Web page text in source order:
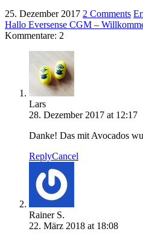
25. Dezember 2017 2 Comments
Hallo Eversense CGM –
Kommentare: 2
Lars
28. Dezember 2017 at 12:17
Danke! Das mit Avocados
ReplyCancel
Rainer S.
22. März 2018 at 18:08